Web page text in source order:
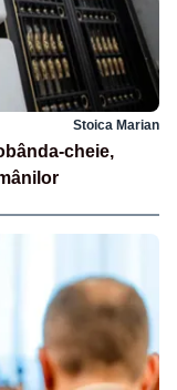
Stoica Marian
cheie,